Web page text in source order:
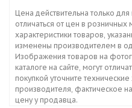
Цена действительна только
отличаться от цен в розничных
характеристики товаров,
изменены производителем в
Изображения товаров на
каталоге на сайте, могут
покупкой уточните
производителя, фактическое
цену у продавца.